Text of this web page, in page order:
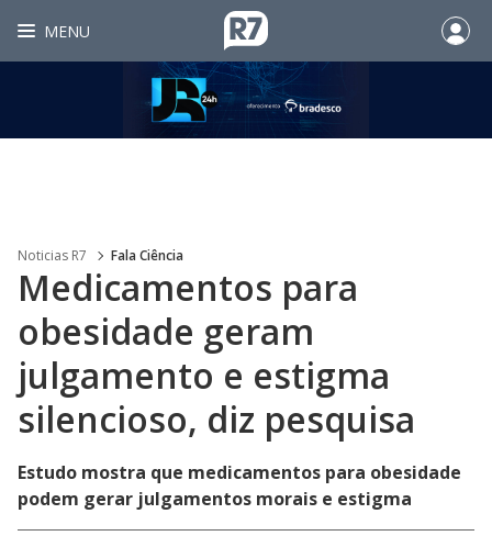
MENU
Noticias R7 Fala Ciência
Medicamentos para
obesidade geram
julgamento e estigma
silencioso, diz pesquisa
Estudo mostra que medicamentos para obesidade
podem gerar julgamentos morais e estigma